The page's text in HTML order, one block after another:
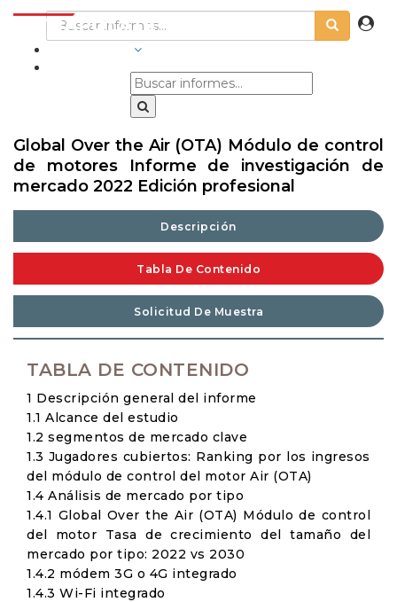
Global Over the Air (OTA) Módulo de control
de motores Informe de investigación de
mercado 2022 Edición profesional
Descripción
Tabla De Contenido
Solicitud De Muestra
TABLA DE CONTENIDO
1 Descripción general del informe
1.1 Alcance del estudio
1.2 segmentos de mercado clave
1.3 Jugadores cubiertos: Ranking por los ingresos
del módulo de control del motor Air (OTA)
1.4 Análisis de mercado por tipo
1.4.1 Global Over the Air (OTA) Módulo de control
del motor Tasa de crecimiento del tamaño del
mercado por tipo: 2022 vs 2030
1.4.2 módem 3G o 4G integrado
1.4.3 Wi-Fi integrado